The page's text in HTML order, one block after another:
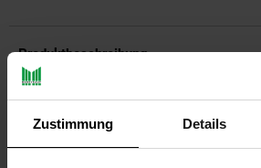
Zustimmung Details
Produktbeschreibung
Design